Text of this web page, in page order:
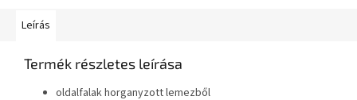
Leírás
Termék részletes leírása
oldalfalak horganyzott lemezből